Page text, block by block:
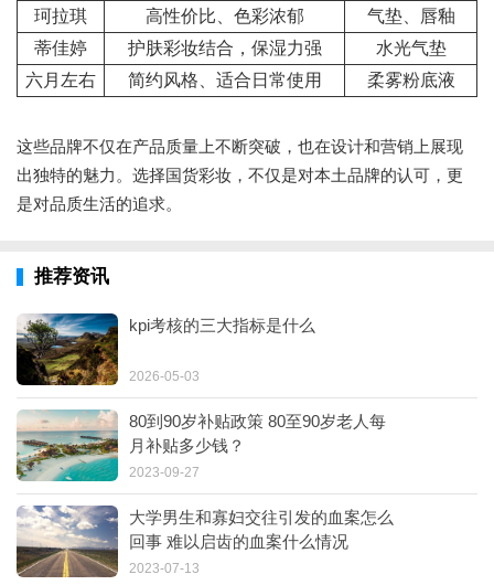
珂拉琪
高性价比、色彩浓郁
气垫、唇釉
蒂佳婷
护肤彩妆结合，保湿力强
水光气垫
六月左右
简约风格、适合日常使用 柔雾粉底液
这些品牌不仅在产品质量上不断突破，也在设计和营销上展现
出独特的魅力。选择国货彩妆，不仅是对本土品牌的认可，更
是对品质生活的追求。
推荐资讯
kpi考核的三大指标是什么
2026-05-03
80到90岁补贴政策 80至90岁老人每
月补贴多少钱？
2023-09-27
大学男生和寡妇交往引发的血案怎么
回事 难以启齿的血案什么情况
2023-07-13